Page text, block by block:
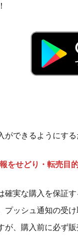
できるようにす
をせどり・転売目
実な購入を保証す
ッシュ通知の受け
、購入前に必ず